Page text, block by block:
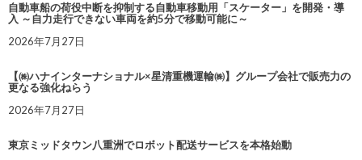
自動車船の荷役中断を抑制する自動車移動用「スケーター」を開発・導
入 ～自力走行できない車両を約5分で移動可能に～
2026年7月27日
【㈱ハナインターナショナル×星清重機運輸㈱】グループ会社で販売力の
更なる強化ねらう
2026年7月27日
東京ミッドタウン八重洲でロボット配送サービスを本格始動